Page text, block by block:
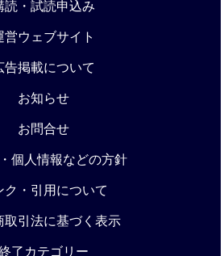
読・試読申込み
営ウェブサイト
告掲載について
お知らせ
お問合せ
個人情報などの方針
ク・引用について
取引法に基づく表示
了カテゴリー